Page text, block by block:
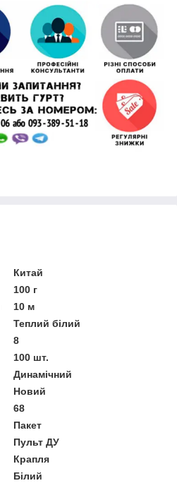
Китай
100 г
10 м
Теплий білий
8
100 шт.
Динамічний
Новий
68
Пакет
Пульт ДУ
Крапля
Білий